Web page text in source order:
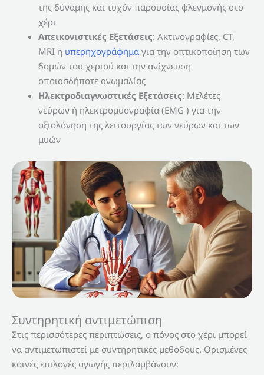
της δύναμης και τυχόν παρουσίας φλεγμονής στο
χέρι
Απεικονιστικές Εξετάσεις: Ακτινογραφίες, CT,
MRI ή υπερηχογράφημα για την οπτικοποίηση των
δομών του χεριού και την ανίχνευση
οποιασδήποτε ανωμαλίας
Ηλεκτροδιαγνωστικές Εξετάσεις: Μελέτες
νεύρων ή ηλεκτρομυογραφία (EMG ) για την
αξιολόγηση της λειτουργίας των νεύρων και των
μυών
Συντηρητική αντιμετώπιση
Στις περισσότερες περιπτώσεις, ο πόνος στο χέρι μπορεί
να αντιμετωπιστεί με συντηρητικές μεθόδους. Ορισμένες
κοινές επιλογές αγωγής περιλαμβάνουν: